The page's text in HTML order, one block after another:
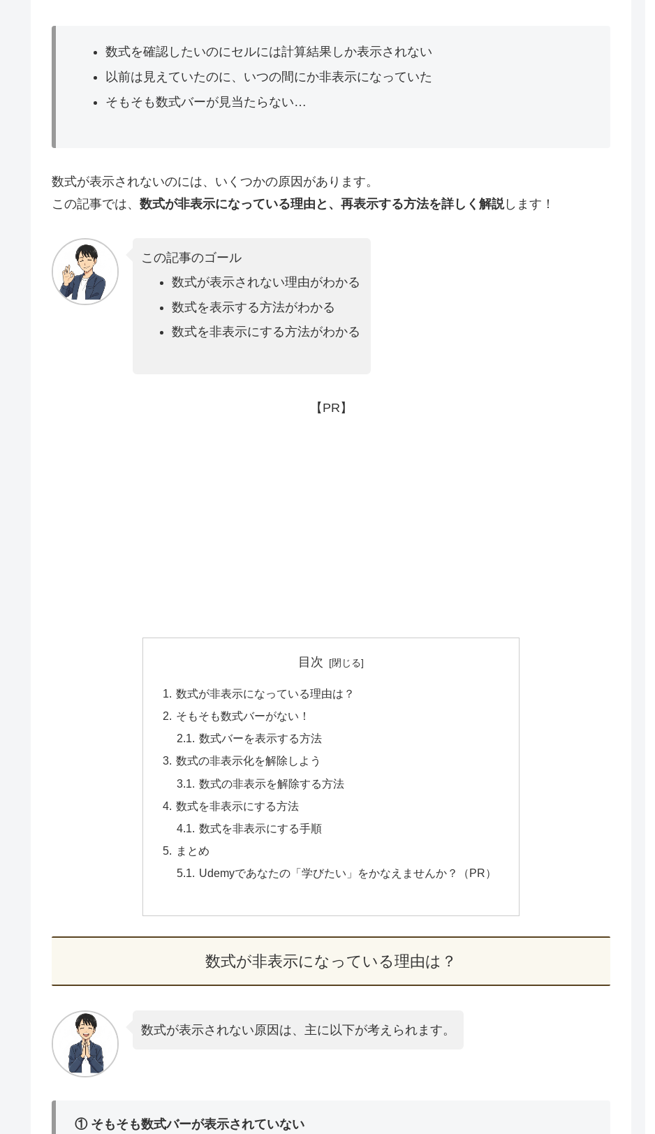
数式を確認したいのにセルには計算結果しか表示されない
以前は見えていたのに、いつの間にか非表示になっていた
そもそも数式バーが見当たらない…
数式が表示されないのには、いくつかの原因があります。
この記事では、 数式が非表示になっている理由と、再表示する方法を詳しく解説します！
この記事のゴール
数式が表示されない理由がわかる
数式を表示する方法がわかる
数式を非表示にする方法がわかる
【PR】
目次
数式が非表示になっている理由は？
そもそも数式バーがない！
数式バーを表示する方法
数式の非表示化を解除しよう
数式の非表示を解除する方法
数式を非表示にする方法
数式を非表示にする手順
まとめ
Udemyであなたの「学びたい」をかなえませんか？（PR）
数式が非表示になっている理由は？
数式が表示されない原因は、主に以下が考えられます。
① そもそも数式バーが表示されていない